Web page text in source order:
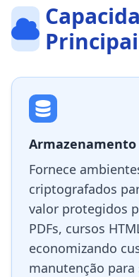
Fornece
criptografados
valor protegidos
PDFs, cursos
economizando
manutenção para